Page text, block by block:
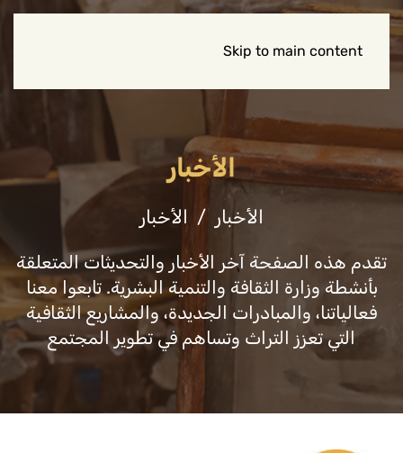
Skip to main content
الأخبار
الأخبار الأخبار
تقدم هذه الصفحة آخر الأخبار والتحديثات المتعلقة
بأنشطة وزارة الثقافة والتنمية البشرية. تابعوا معنا
فعالياتنا، والمبادرات الجديدة، والمشاريع الثقافية
التي تعزز التراث وتساهم في تطوير المجتمع